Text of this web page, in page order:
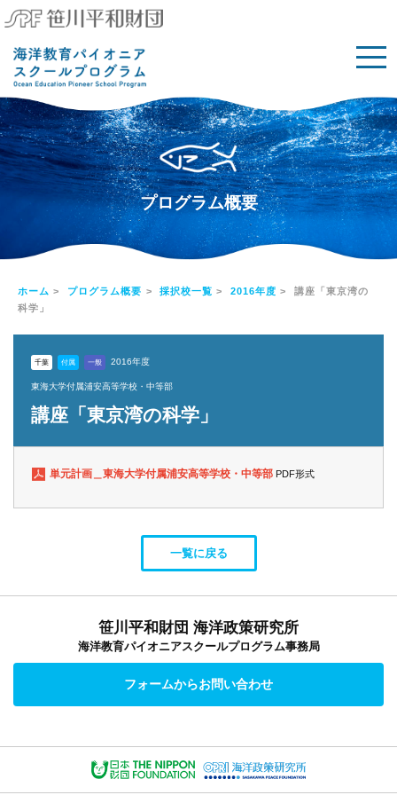
プログラム概要
ホーム > プログラム概要 > 採択校一覧 > 2016年度 > 講座「東京湾の
科学」
千葉 付属 一般 2016年度
東海大学付属浦安高等学校・中等部
講座「東京湾の科学」
単元計画＿東海大学付属浦安高等学校・中等部 PDF形式
一覧に戻る
笹川平和財団 海洋政策研究所
海洋教育パイオニアスクールプログラム事務局
フォームからお問い合わせ